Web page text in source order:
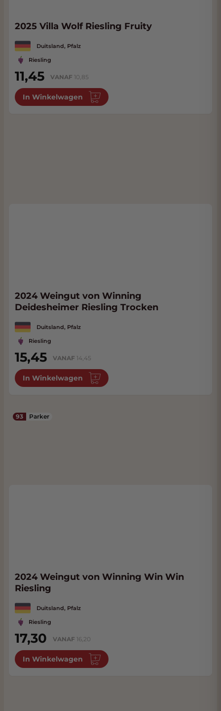
2025 Villa Wolf Riesling Fruity
Duitsland, Pfalz
Riesling
11,45 VANAF 10,85
In Winkelwagen
2024 Weingut von Winning
Deidesheimer Riesling Trocken
Duitsland, Pfalz
Riesling
15,45 VANAF 14,45
In Winkelwagen
93 Parker
2024 Weingut von Winning Win Win
Riesling
Duitsland, Pfalz
Riesling
17,30 VANAF 16,20
In Winkelwagen